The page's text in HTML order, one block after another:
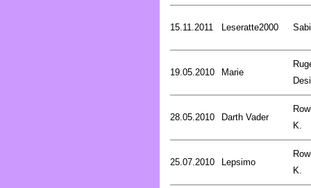
15.11.2011 Leseratte2000
19.05.2010 Marie
Desi
28.05.2010 Darth Vader
K.
25.07.2010 Lepsimo
K.